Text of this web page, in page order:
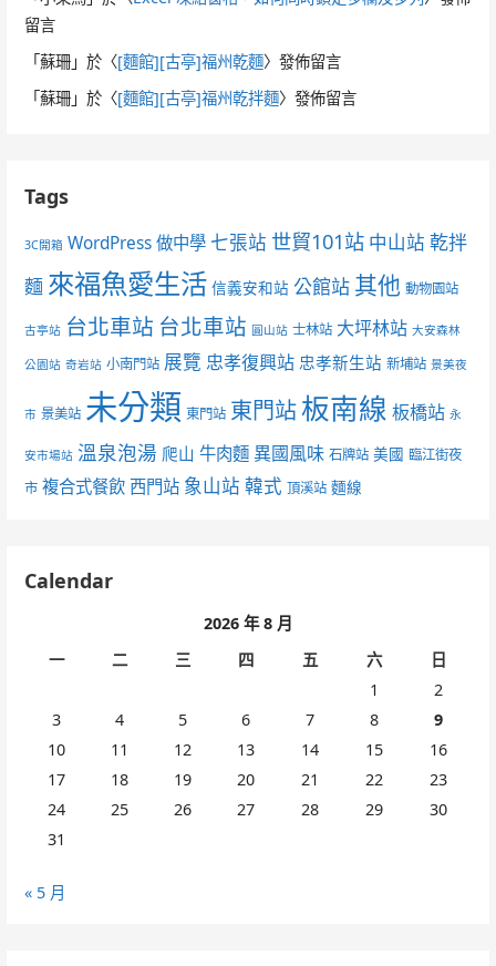
留言
「蘇珊 」於〈[麵館][古亭]福州乾麵〉發佈留言
「蘇珊 」於〈[麵館][古亭]福州乾拌麵〉發佈留言
Tags
3C開箱 WordPress 做中學 七張站 世貿101站 中山站 乾拌
麵 來福魚愛生活 信義安和站 公館站 其他 動物園站
古亭站 台北車站 台北車站 圓山站 士林站 大坪林站 大安森林
公園站 奇岩站 小南門站 展覽 忠孝復興站 忠孝新生站 新埔站 景美夜
市 景美站 未分類 東門站 東門站板南線 板橋站 永
安市場站 溫泉泡湯 爬山 牛肉麵 異國風味 石牌站 美國 臨江街夜
市 複合式餐飲 西門站 象山站 韓式 頂溪站 麵線
Calendar
2026 年 8 月
一
二 三 四 五 六
日
1
2
3
4 5 6 7 8
9
10
11 12 13 14 15
16
17
18 19 20 21 22
23
24
25 26 27 28 29
30
31
« 5 月